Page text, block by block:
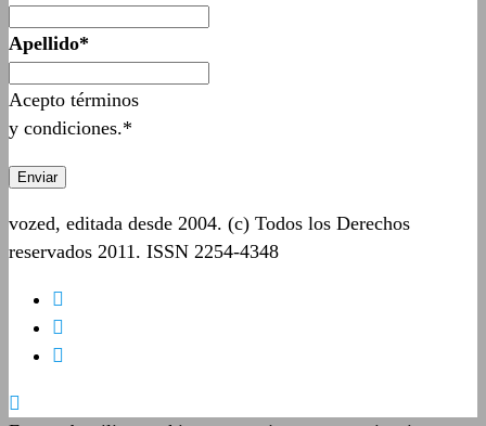
Apellido*
Acepto términos
y condiciones.*
vozed, editada desde 2004. (c) Todos los Derechos
reservados 2011. ISSN 2254-4348